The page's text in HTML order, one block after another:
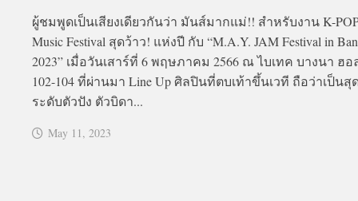
ผู้ชมพูดเป็นเสียงเดียวกันว่า มันส์มากแม่!! สำหรับงาน K-
Music Festival สุดว้าว! แห่งปี กับ “M.A.Y. JAM Festival in
2023” เมื่อวันเสาร์ที่ 6 พฤษภาคม 2566 ณ ไบเทค บางนา ฮอ
102-104 ที่ผ่านมา Line Up ศิลปินที่ตบเท้าขึ้นเวที ถือว่าเป็นสุ
ระดับตัวปัง ตัวบิดา...
May 11, 2023